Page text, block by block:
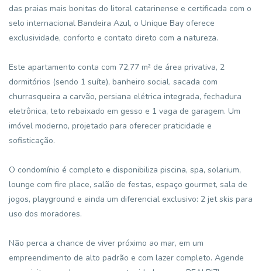
das praias mais bonitas do litoral catarinense e certificada com o
selo internacional Bandeira Azul, o Unique Bay oferece
exclusividade, conforto e contato direto com a natureza.
Este apartamento conta com 72,77 m² de área privativa, 2
dormitórios (sendo 1 suíte), banheiro social, sacada com
churrasqueira a carvão, persiana elétrica integrada, fechadura
eletrônica, teto rebaixado em gesso e 1 vaga de garagem. Um
imóvel moderno, projetado para oferecer praticidade e
sofisticação.
O condomínio é completo e disponibiliza piscina, spa, solarium,
lounge com fire place, salão de festas, espaço gourmet, sala de
jogos, playground e ainda um diferencial exclusivo: 2 jet skis para
uso dos moradores.
Não perca a chance de viver próximo ao mar, em um
empreendimento de alto padrão e com lazer completo. Agende